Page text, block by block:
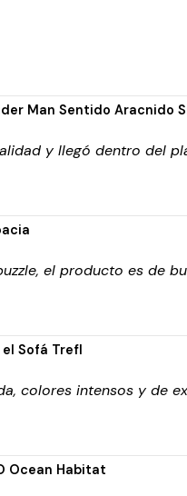
Man Sentido Aracnido
y llegó dentro del
el producto es de
Sofá Trefl
colores intensos y de
Ocean Habitat